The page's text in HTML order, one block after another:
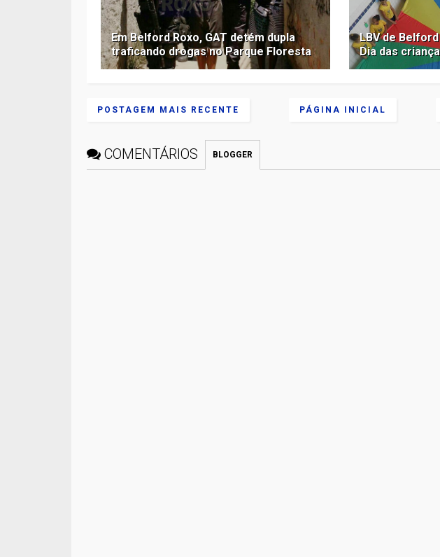
Em Belford Roxo, GAT detém dupla
traficando drogas no Parque Floresta
LBV de
Dia das
POSTAGEM MAIS RECENTE PÁGINA INICIAL
COMENTÁRIOS BLOGGER